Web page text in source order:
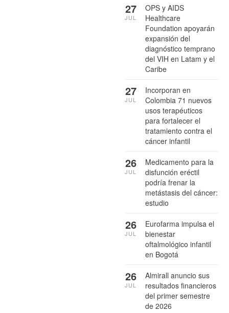
OPS y AIDS
Healthcare
Foundation apoyarán
expansión del
diagnóstico temprano
del VIH en Latam y el
Caribe
27
JUL
Incorporan en
Colombia 71 nuevos
usos terapéuticos
para fortalecer el
tratamiento contra el
cáncer infantil
27
JUL
Medicamento para la
disfunción eréctil
podría frenar la
metástasis del cáncer:
estudio
26
JUL
Eurofarma impulsa el
bienestar
oftalmológico infantil
en Bogotá
26
JUL
Almirall anuncio sus
resultados financieros
del primer semestre
de 2026
26
JUL